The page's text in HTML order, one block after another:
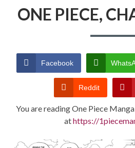
TERMS AND
CONDITIONS
ONE PIECE,
Facebook
Reddit
You are reading One Piece
athttps://